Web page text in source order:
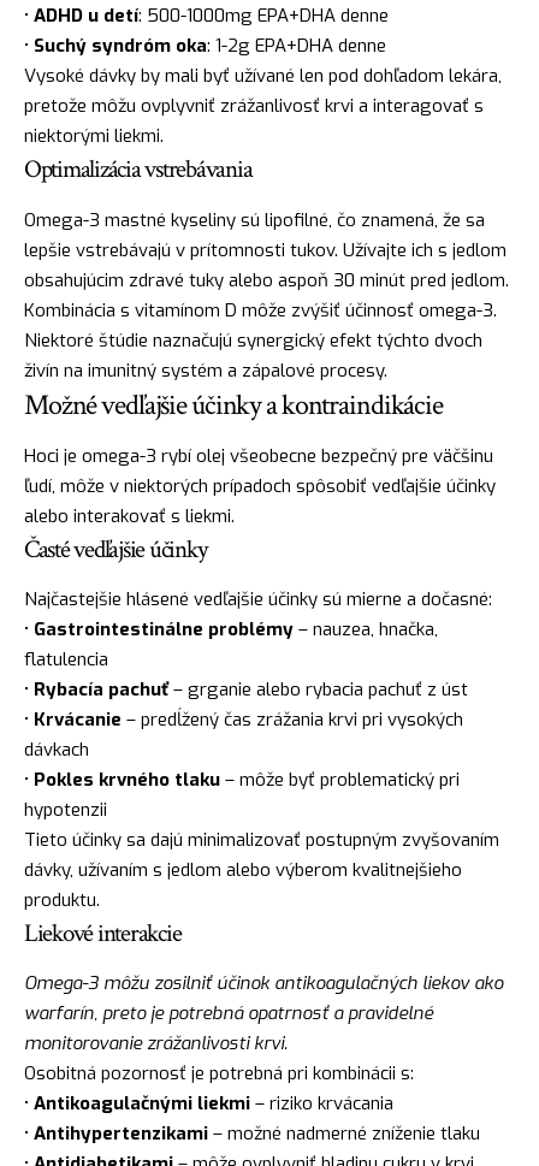
• ADHD u detí: 500-1000mg EPA+DHA denne
• Suchý syndróm oka: 1-2g EPA+DHA denne
Vysoké dávky by mali byť užívané len pod dohľadom lekára,
pretože môžu ovplyvniť zrážanlivosť krvi a interagovať s
niektorými liekmi.
Optimalizácia vstrebávania
Omega-3 mastné kyseliny sú lipofilné, čo znamená, že sa
lepšie vstrebávajú v prítomnosti tukov. Užívajte ich s jedlom
obsahujúcim zdravé tuky alebo aspoň 30 minút pred jedlom.
Kombinácia s vitamínom D môže zvýšiť účinnosť omega-3.
Niektoré štúdie naznačujú synergický efekt týchto dvoch
živín na imunitný systém a zápalové procesy.
Možné vedľajšie účinky a kontraindikácie
Hoci je omega-3 rybí olej všeobecne bezpečný pre väčšinu
ľudí, môže v niektorých prípadoch spôsobiť vedľajšie účinky
alebo interakovať s liekmi.
Časté vedľajšie účinky
Najčastejšie hlásené vedľajšie účinky sú mierne a dočasné:
• Gastrointestinálne problémy – nauzea, hnačka,
flatulencia
• Rybacía pachuť– grganie alebo rybacia pachuť z úst
• Krvácanie – predĺžený čas zrážania krvi pri vysokých
dávkach
• Pokles krvného tlaku – môže byť problematický pri
hypotenzii
Tieto účinky sa dajú minimalizovať postupným zvyšovaním
dávky, užívaním s jedlom alebo výberom kvalitnejšieho
produktu.
Liekové interakcie
Omega-3 môžu zosilniť účinok antikoagulačných liekov ako
warfarín, preto je potrebná opatrnosť a pravidelné
monitorovanie zrážanlivosti krvi.
Osobitná pozornosť je potrebná pri kombinácii s:
• Antikoagulačnými liekmi – riziko krvácania
• Antihypertenzikami – možné nadmerné zníženie tlaku